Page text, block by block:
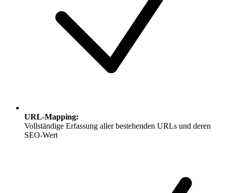
URL-Mapping:
Vollständige Erfassung aller bestehenden URLs und deren
SEO-Wert